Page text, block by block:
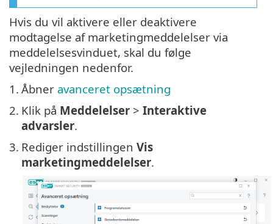
Hvis du vil aktivere eller deaktivere
modtagelse af marketingmeddelelser via
meddelelsesvinduet, skal du følge
vejledningen nedenfor.
1. Åbner avanceret opsætning
2. Klik på Meddelelser > Interaktive
advarsler.
3. Rediger indstillingen Vis
marketingmeddelelser.